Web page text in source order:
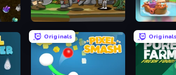
Heroic Battle Hexo Land
Originals Originals